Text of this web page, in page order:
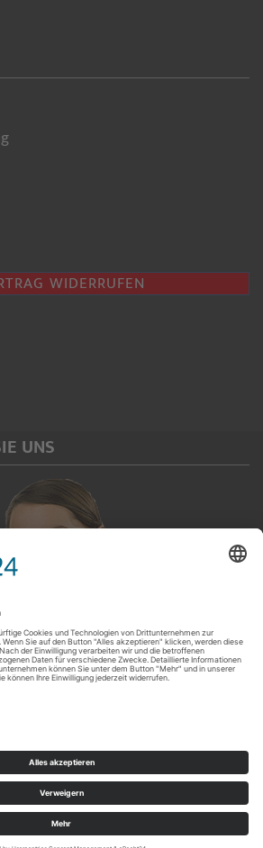
WIDERRUFEN
UNS
GmbH | Kronacher Straße 35 | D-96342 Stockheim